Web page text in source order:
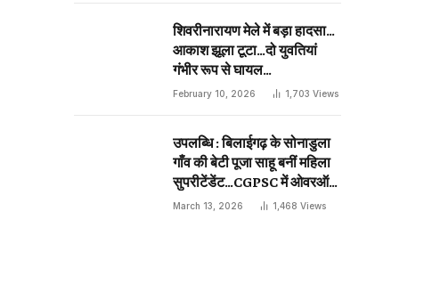
शिवरीनारायण मेले में बड़ा हादसा…
आकाश झूला टूटा…दो युवतियां
गंभीर रूप से घायल…
February 10, 2026 1,703 Views
उपलब्धि : बिलाईगढ़ के सोनाडुला
गाँव की बेटी पूजा साहू बनीं महिला
सुपरीटेंडेंट…CGPSC में ओवरऑल
19 वीं रैंक…
March 13, 2026 1,468 Views